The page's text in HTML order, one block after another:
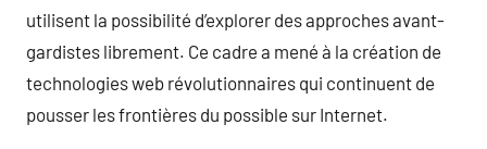
utilisent la possibilité d’explorer des approches avant-
gardistes librement. Ce cadre a mené à la création de
technologies web révolutionnaires qui continuent de
pousser les frontières du possible sur Internet.